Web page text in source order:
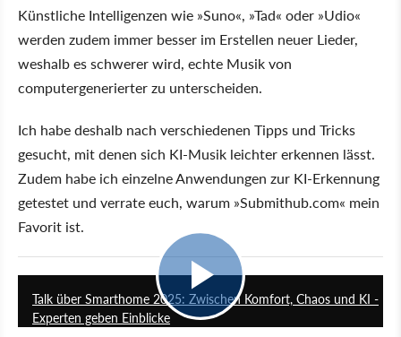
Künstliche Intelligenzen wie Suno , Tad oder Udio
werden zudem immer besser im Erstellen neuer Lieder,
weshalb es schwerer wird, echte Musik von
computergenerierter zu unterscheiden.
Ich habe deshalb nach verschiedenen Tipps und Tricks
gesucht, mit denen sich KI-Musik leichter erkennen lässt.
Zudem habe ich einzelne Anwendungen zur KI-Erkennung
getestet und verrate euch, warum Submithub.com mein
Favorit ist.
49:58
Talk über Smarthome 2025: Zwischen Komfort, Chaos und KI -
Experten geben Einblicke